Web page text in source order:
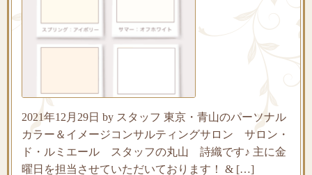
2021年12月29日 by スタッフ 東京・青山のパーソナル
カラー＆イメージコンサルティングサロン サロン・
ド・ルミエール スタッフの丸山 詩織です♪ 主に金
曜日を担当させていただいております！ & […]